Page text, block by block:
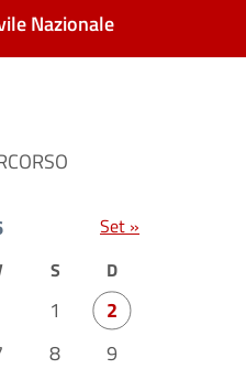
Nazionale
S D
1
2
8
9
Set »